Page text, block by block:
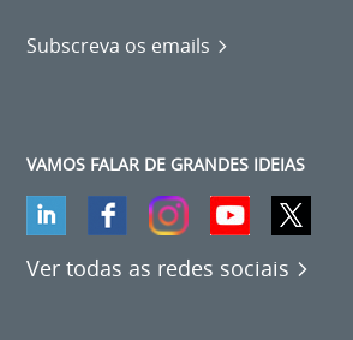
Subscreva os emails
VAMOS FALAR DE GRANDES IDEIAS
Ver todas as redes sociais